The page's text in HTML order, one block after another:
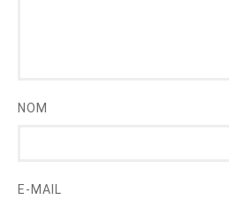
NOM
E-MAIL